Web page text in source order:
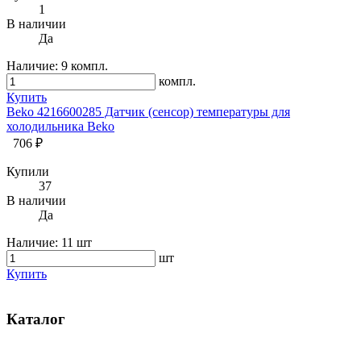
1
В наличии
Да
Наличие: 9 компл.
компл.
Купить
Beko 4216600285 Датчик (сенсор) температуры для
холодильника Beko
706 ₽
Купили
37
В наличии
Да
Наличие: 11 шт
шт
Купить
Каталог